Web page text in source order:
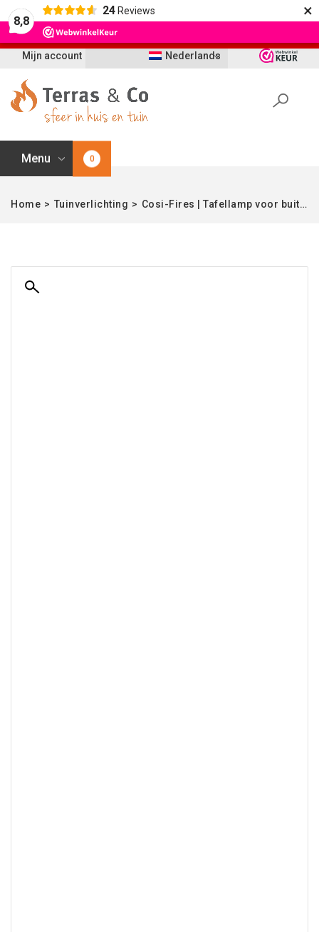
8,8
24 Reviews ×
Nederlands
Mijn account
Menu 0
Home > Tuinverlichting > Cosi-Fires | Tafellamp voor buiten | Cosisfera | Sandy Beige
Let op: t/m 21 augustus worden bestellingen
vertraagd geleverd i.v.m. vakantie